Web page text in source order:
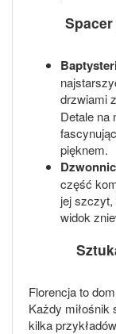
drzwiami
Detale na
pięknem.
część
jej szczyt,
widok
Florencja to
Każdy miłośnik
kilka